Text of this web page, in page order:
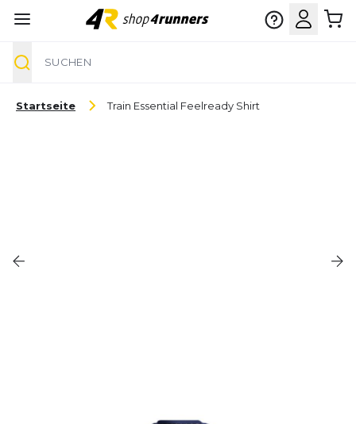
Startseite Train Essential Feelready Shirt